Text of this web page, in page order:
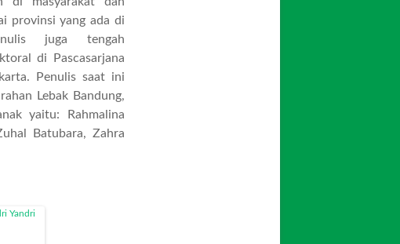
provinsi yang ada di
juga tengah
di Pascasarjana
Penulis saat ini
Lebak Bandung,
yaitu: Rahmalina
Batubara, Zahra